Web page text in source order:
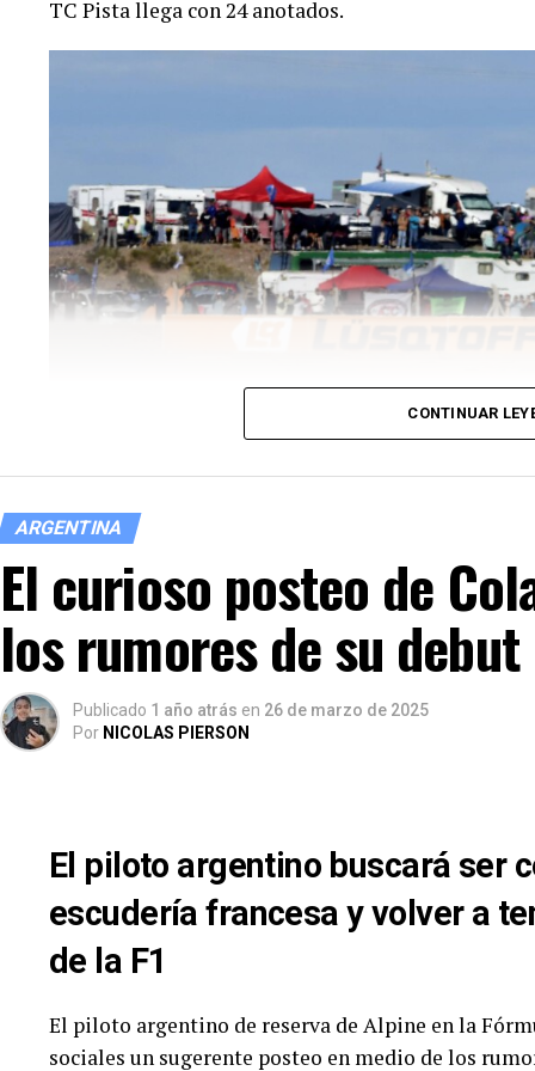
TC Pista llega con 24 anotados.
Se viven las horas previas a la tercera
completa el recorrido por la Patagonia. Un total
semana.
de ACTC tras el golpe en El Calafate. Con un
resalta el regreso de Martín Serrano, a bordo de
TURISMO CARRETERA – FECHA 3
Orden Numero
Piloto
1
1
Santero, Julian
CONTINUAR
ARGENTINA
El curioso posteo de
los rumores de su
Publicado 1 año atrás en 26 de marzo de 2025
Por NICOLAS PIERSON
El piloto argentino buscará ser
escudería francesa y volver a
de la F1
El piloto argentino de reserva de Alpine en la
sociales un sugerente posteo en medio de los